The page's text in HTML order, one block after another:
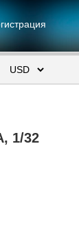
1/32